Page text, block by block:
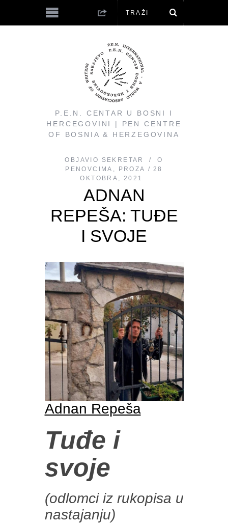
P.E.N. CENTAR U BOSNI I
HERCEGOVINI | PEN CENTRE
OF BOSNIA & HERZEGOVINA
OBJAVIO SEKRETAR
O
PENOVCIMA , PROZA
28
OKTOBRA, 2021
ADNAN
REPEŠA: TUĐE
I SVOJE
Adnan Repeša
Tuđe i
svoje
(odlomci iz rukopisa u
nastajanju)